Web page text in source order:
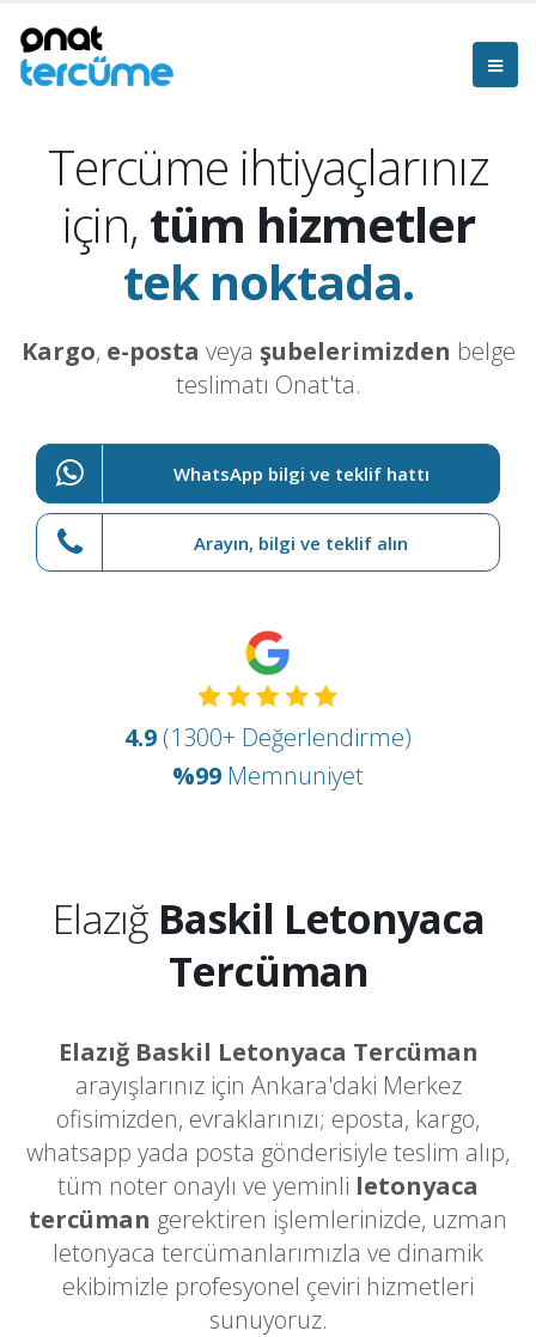
Tercüme ihtiyaçlarınız
için, tüm hizmetler
tek noktada.
Kargo, e-posta veya şubelerimizden belge
teslimatı Onat'ta.
WhatsApp bilgi ve teklif hattı
Arayın, bilgi ve teklif alın
4.9 (1300+ Değerlendirme)
%99 Memnuniyet
Elazığ Baskil Letonyaca
Tercüman
Elazığ Baskil Letonyaca Tercüman
arayışlarınız için Ankara'daki Merkez
ofisimizden, evraklarınızı; eposta, kargo,
whatsapp yada posta gönderisiyle teslim alıp,
tüm noter onaylı ve yeminli letonyaca
tercüman gerektiren işlemlerinizde, uzman
letonyaca tercümanlarımızla ve dinamik
ekibimizle profesyonel çeviri hizmetleri
sunuyoruz.